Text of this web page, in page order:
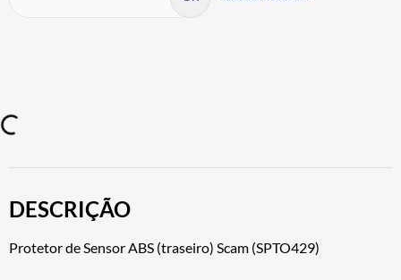
DESCRIÇÃO
Protetor de Sensor ABS (traseiro) Scam (SPTO429)